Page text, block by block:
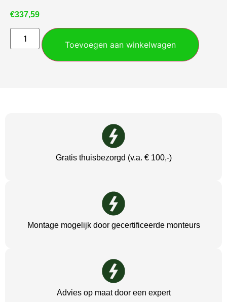
€337,59
Toevoegen aan winkelwagen
Gratis thuisbezorgd (v.a. € 100,-)
Montage mogelijk door gecertificeerde monteurs
Advies op maat door een expert